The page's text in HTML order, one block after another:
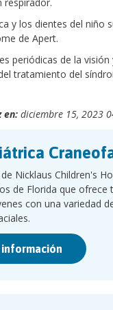
y los dientes del niño
de Apert.
periódicas de la visión
tratamiento del
en:diciembre 15, 2023
Nicklaus Children's
de Florida que ofrece
con una variedad